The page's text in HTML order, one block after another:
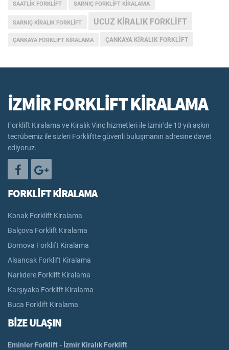
SAATLIK FORKLIFT SARNIÇ FORKLIFT KIRALAMA
SARNIÇ KIRALIK FORKLIFT UCUZ KIRALIK FORKLIFT
ÇANKAYA FORKLIFT KIRALAMA ÇANKAYA KIRALIK FORKLIFT
İZMİR FORKLİFT KİRALAMA
Forklift Kiralama ve Kiralık Vinç hizmetleri ile İzmir'de 10 yılı aşkın
tecrübemiz ile sizleri Forkliftte güvenli buluşmanın adresine davet
ediyoruz.
FORKLİFT KİRALAMA
Konak Forklift Kiralama
Balçova Forklift Kiralama
Bornova Forklift Kiralama
Alsancak Forklift Kiralama
Narlıdere Forklift Kiralama
Karşıyaka Forklift Kiralama
Buca Forklift Kiralama
BİZE ULAŞIN
Eminler Forklift - İzmir Kiralık Forklift